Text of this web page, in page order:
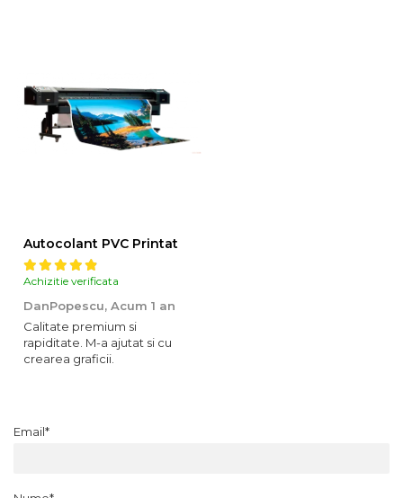
Autocolant PVC Printat
Achizitie verificata
DanPopescu, Acum 1 an
Calitate premium si
rapiditate. M-a ajutat si cu
crearea graficii.
Email*